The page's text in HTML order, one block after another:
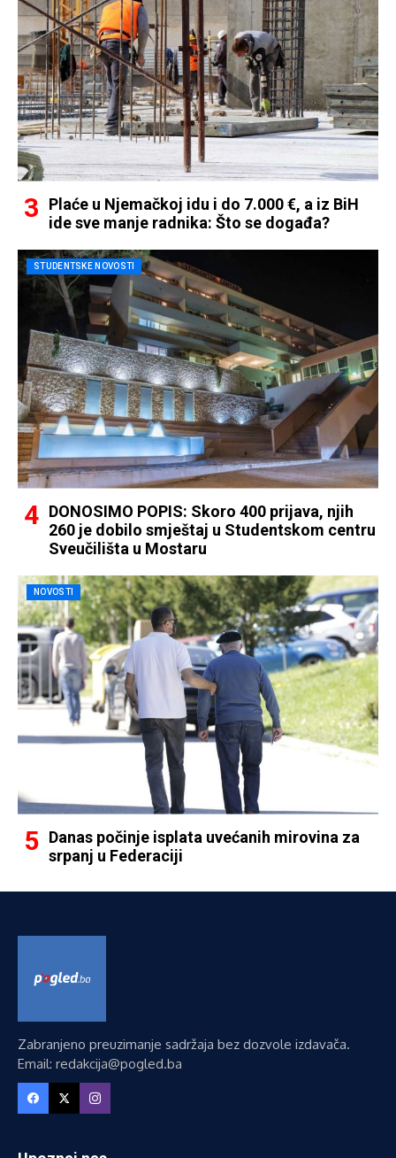
Plaće u Njemačkoj idu i do 7.000 €, a iz BiH
ide sve manje radnika: Što se događa?
STUDENTSKE NOVOSTI
DONOSIMO POPIS: Skoro 400 prijava, njih
260 je dobilo smještaj u Studentskom centru
Sveučilišta u Mostaru
NOVOSTI
Danas počinje isplata uvećanih mirovina za
srpanj u Federaciji
Zabranjeno preuzimanje sadržaja bez dozvole izdavača.
Email: redakcija@pogled.ba